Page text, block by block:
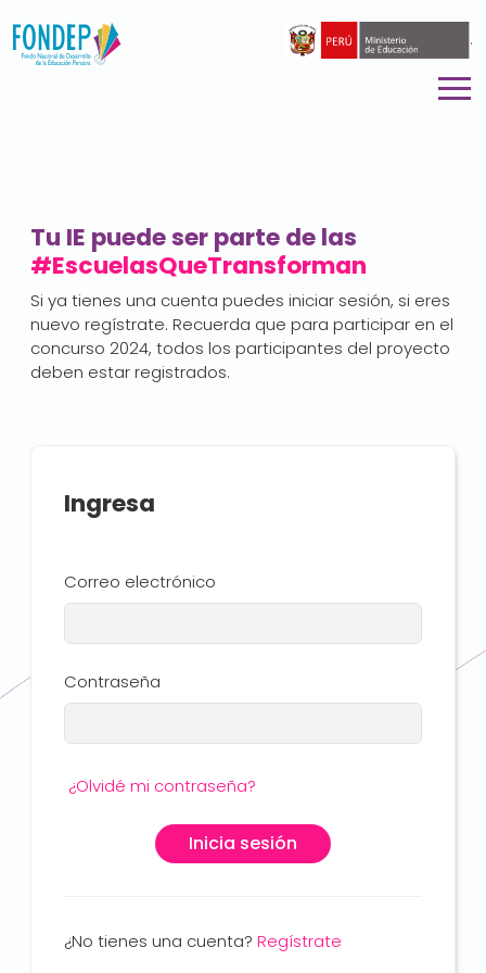
.
Tu IE puede ser parte de las
#EscuelasQueTransforman
Si ya tienes una cuenta puedes iniciar sesión, si eres
nuevo regístrate. Recuerda que para participar en el
concurso 2024, todos los participantes del proyecto
deben estar registrados.
Ingresa
Correo electrónico
Contraseña
¿Olvidé mi contraseña?
Inicia sesión
¿No tienes una cuenta? Regístrate